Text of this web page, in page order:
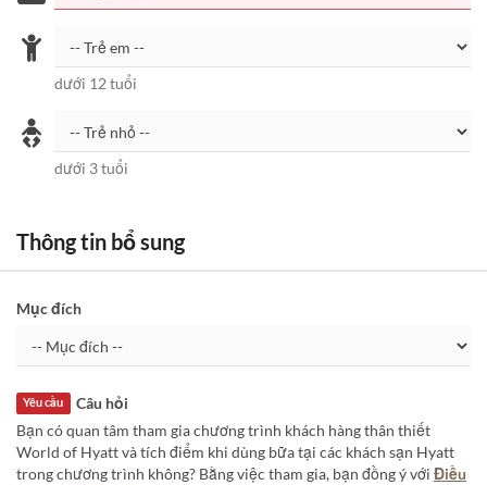
dưới 12 tuổi
dưới 3 tuổi
Thông tin bổ sung
Mục đích
Câu hỏi
Yêu cầu
Bạn có quan tâm tham gia chương trình khách hàng thân thiết
World of Hyatt và tích điểm khi dùng bữa tại các khách sạn Hyatt
trong chương trình không? Bằng việc tham gia, bạn đồng ý với Điều